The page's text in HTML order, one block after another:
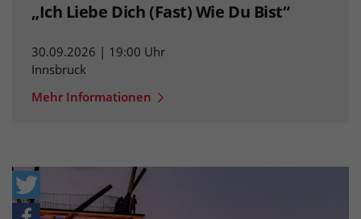
„Ich Liebe Dich (Fast) Wie Du Bist“
30.09.2026 | 19:00 Uhr
Innsbruck
Mehr Informationen